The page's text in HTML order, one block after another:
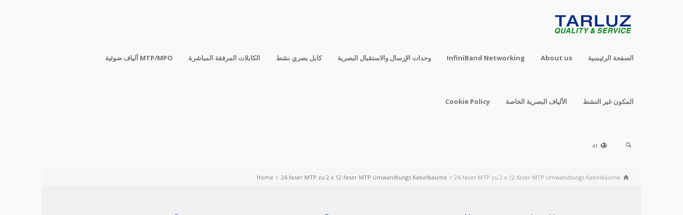
الصفحة الرئيسية About us
InfiniBand Networking وحدات الإرسال والاستقبال البصرية كابل بصري نشط الكابلات المرفقة المباشرة ألياف ضوئية MTP/MPO
المكون غير النشط الألياف البصرية الخاصة Cookie Policy
ar
Home 24-faser MTP zu 2 x 12-faser MTP Umwandlungs Kabelbäume 24-faser MTP zu 2 x 12-faser MTP Umwandlungs Kabelbäume